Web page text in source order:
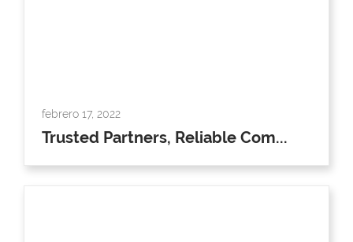
febrero 17, 2022
Trusted Partners, Reliable Com...